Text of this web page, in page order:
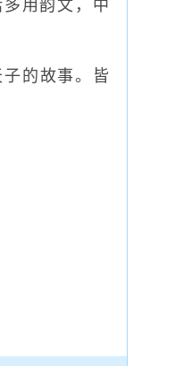
用韵文，中
的故事。皆